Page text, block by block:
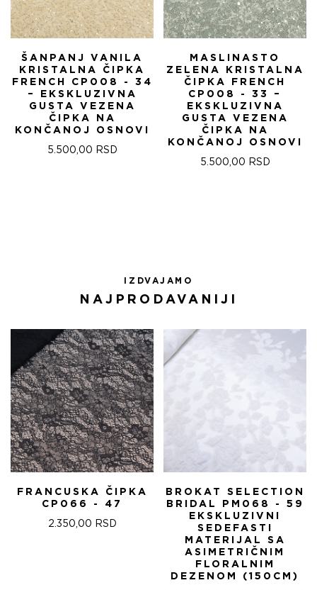
ŠANPANJ VANILA
KRISTALNA ČIPKA
FRENCH CP008 - 34
– EKSKLUZIVNA
GUSTA VEZENA
ČIPKA NA
KONČANOJ OSNOVI
5.500,00 RSD
MASLINASTO
ZELENA KRISTALNA
ČIPKA FRENCH
CP008 - 33 –
EKSKLUZIVNA
GUSTA VEZENA
ČIPKA NA
KONČANOJ OSNOVI
5.500,00 RSD
IZDVAJAMO
NAJPRODAVANIJI
FRANCUSKA ČIPKA
CP066 - 47
2.350,00 RSD
BROKAT SELECTION
BRIDAL PM068 - 59
EKSKLUZIVNI
SEDEFASTI
MATERIJAL SA
ASIMETRIČNIM
FLORALNIM
DEZENOM (150CM)